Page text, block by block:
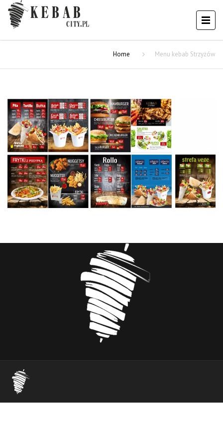
Home Menu kebab Strzyżów